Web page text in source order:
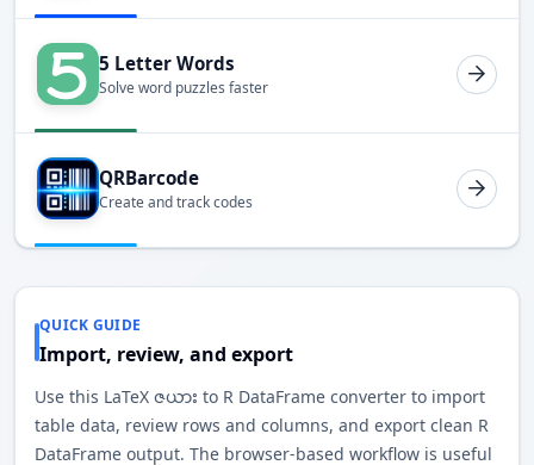
5 Letter Words
Solve word puzzles faster
QRBarcode
Create and track codes
QUICK GUIDE
Import, review, and export
Use this LaTeX ဇယား to R DataFrame converter to import
table data, review rows and columns, and export clean R
DataFrame output. The browser-based workflow is useful